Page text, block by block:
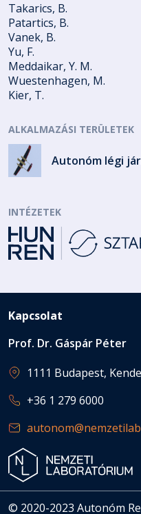
Takarics, B.
Patartics, B.
Vanek, B.
Yu, F.
Meddaikar, Y. M.
Wuestenhagen, M.
Kier, T.
ALKALMAZÁSI TERÜLETEK
Autonóm légi
INTÉZETEK
Kapcsolat
Prof. Dr. Gáspár Péter
1111 Budapest,
+36 1 279 6000
© 2020-2023 Autonóm